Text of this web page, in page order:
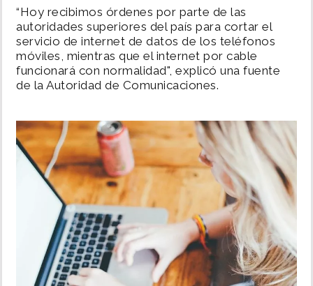
POLÍTICA
SHOW
MUNDO
INSÓLITAS
MULTIMEDIA
IMPRESO
“Hoy recibimos órdenes por parte de las
autoridades superiores del país para cortar el
servicio de internet de datos de los teléfonos
móviles, mientras que el internet por cable
funcionará con normalidad", explicó una fuente
de la Autoridad de Comunicaciones.